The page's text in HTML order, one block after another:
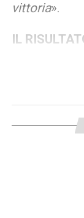
vittoria».
IL
arbitrale,
capolista.
ancora una